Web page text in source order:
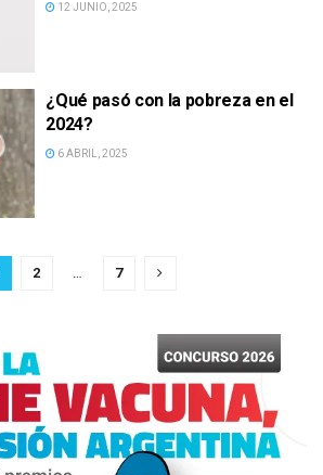
12 JUNIO, 2025
¿Qué pasó con la pobreza en el
2024?
6 ABRIL, 2025
2 … 7